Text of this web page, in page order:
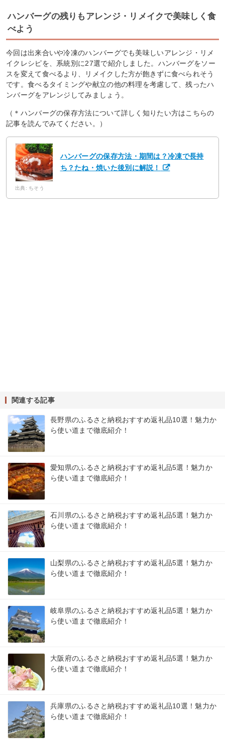
ハンバーグの残りもアレンジ・リメイクで美味しく食
べよう
今回は出来合いや冷凍のハンバーグでも美味しいアレンジ・リメ
イクレシピを、系統別に27選で紹介しました。ハンバーグをソー
スを変えて食べるより、リメイクした方が飽きずに食べられそう
です。食べるタイミングや献立の他の料理を考慮して、残ったハ
ンバーグをアレンジしてみましょう。
（＊ハンバーグの保存方法について詳しく知りたい方はこちらの
記事を読んでみてください。）
ハンバーグの保存方法・期間は？冷凍で長持
ち？たね・焼いた後別に解説！
出典: ちそう
関連する記事
長野県のふるさと納税おすすめ返礼品10選！魅力か
ら使い道まで徹底紹介！
愛知県のふるさと納税おすすめ返礼品5選！魅力か
ら使い道まで徹底紹介！
石川県のふるさと納税おすすめ返礼品5選！魅力か
ら使い道まで徹底紹介！
山梨県のふるさと納税おすすめ返礼品5選！魅力か
ら使い道まで徹底紹介！
岐阜県のふるさと納税おすすめ返礼品5選！魅力か
ら使い道まで徹底紹介！
大阪府のふるさと納税おすすめ返礼品5選！魅力か
ら使い道まで徹底紹介！
兵庫県のふるさと納税おすすめ返礼品10選！魅力か
ら使い道まで徹底紹介！